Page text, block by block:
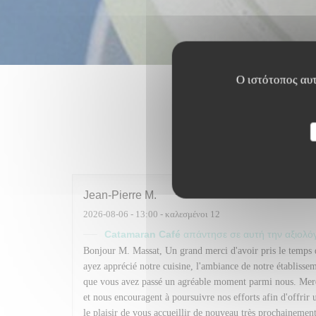
Ο ιστότοπος
Οι
Jean-Pierre M
2026-08-06 - 13:00 - καλεσμένοι 12
Catamaran Café απάντησε σε αυτή την
Bonjour M. Massat, Un grand merci d'avoir pris le temps
ayez apprécié notre cuisine, l'ambiance de notre
que vous avez passé un agréable moment parmi nous.
et nous encouragent à poursuivre nos efforts afin d'offrir
le plaisir de vous accueillir de nouveau très